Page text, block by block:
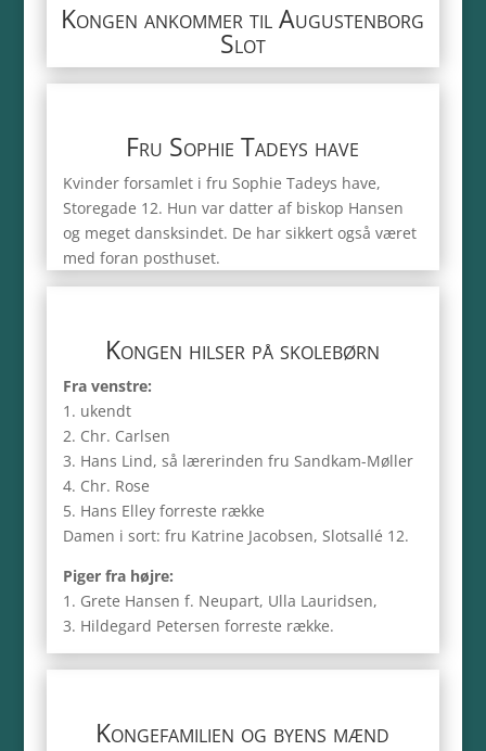
Kongen ankommer til Augustenborg
Slot
Fru Sophie Tadeys have
Kvinder forsamlet i fru Sophie Tadeys have,
Storegade 12. Hun var datter af biskop Hansen
og meget dansksindet. De har sikkert også været
med foran posthuset.
Kongen hilser på skolebørn
Fra venstre:
1. ukendt
2. Chr. Carlsen
3. Hans Lind, så lærerinden fru Sandkam-Møller
4. Chr. Rose
5. Hans Elley forreste række
Damen i sort: fru Katrine Jacobsen, Slotsallé 12.
Piger fra højre:
1. Grete Hansen f. Neupart, Ulla Lauridsen,
3. Hildegard Petersen forreste række.
Kongefamilien og byens mænd